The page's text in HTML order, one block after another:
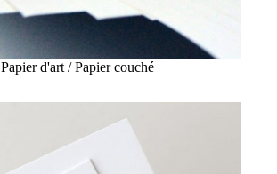
Papier d'art / Papier couché